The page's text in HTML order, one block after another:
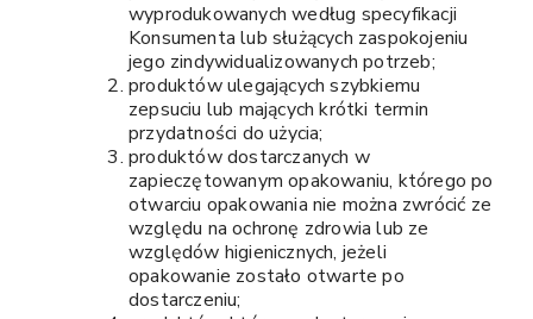
wyprodukowanych według specyfikacji
Konsumenta lub służących zaspokojeniu
jego zindywidualizowanych potrzeb;
produktów ulegających szybkiemu
zepsuciu lub mających krótki termin
przydatności do użycia;
produktów dostarczanych w
zapieczętowanym opakowaniu, którego po
otwarciu opakowania nie można zwrócić ze
względu na ochronę zdrowia lub ze
względów higienicznych, jeżeli
opakowanie zostało otwarte po
dostarczeniu;